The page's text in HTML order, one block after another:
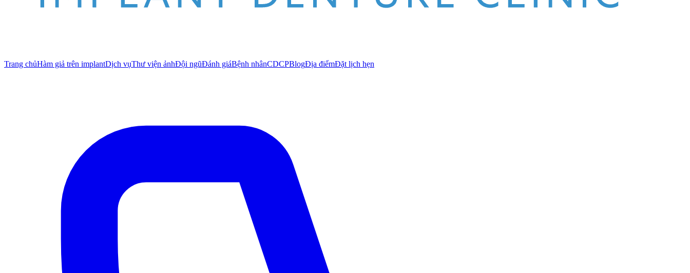
Trang chủHàm giả trên implantDịch vụThư viện ảnhĐội ngũĐánh giáBệnh nhânCDCPBlogĐịa điểmĐặt lịch hẹn